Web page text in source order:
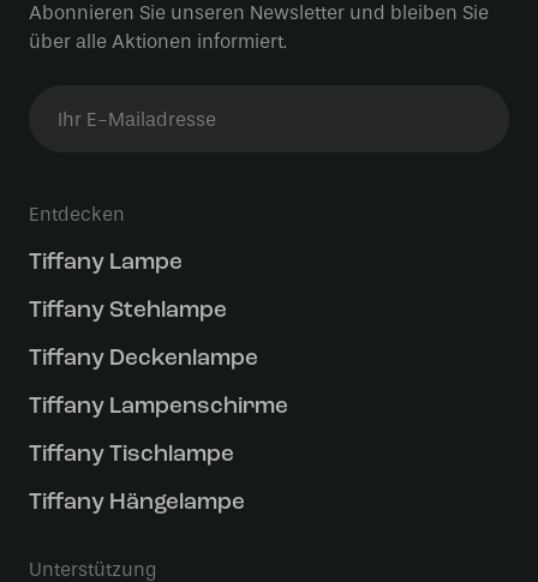
Abonnieren Sie unseren Newsletter und bleiben Sie
über alle Aktionen informiert.
Entdecken
Tiffany Lampe
Tiffany Stehlampe
Tiffany Deckenlampe
Tiffany Lampenschirme
Tiffany Tischlampe
Tiffany Hängelampe
Unterstützung